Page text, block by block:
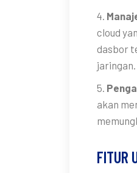
4.
cloud
dasbor
jaringan.
5.
akan
FITUR